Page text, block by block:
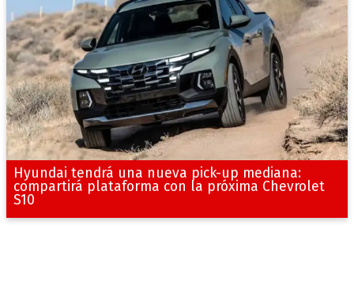
Hyundai tendrá una nueva pick-up mediana:
compartirá plataforma con la próxima Chevrolet
S10